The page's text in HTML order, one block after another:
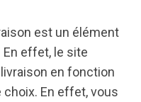
est un élément
effet, le site
en fonction
choix. En effet, vous